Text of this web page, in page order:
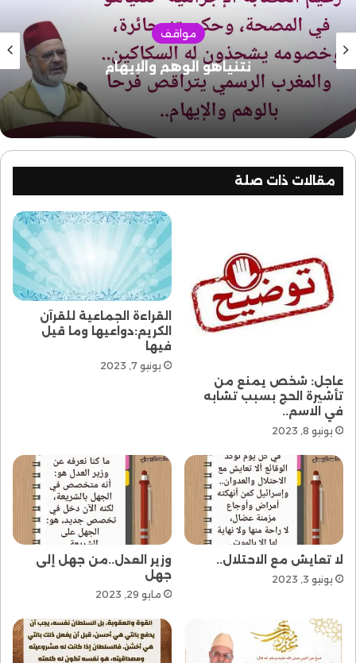
المسلمين والتوسع الذي يعرفه في فروعه وأعضائه
وأنشطته العلمية.
وتأتي زيارة فضيلته إلى ماليزيا، تلبية لدعوة من رئيس
جامعة السلطان زين العابدين، بولاية ترينجانو.
وتشمل جدول الزيارة لقاءت مع قادة المؤسسات العلمية
والدعوية والعُلمائية وشخصيات سياسية وأكاديمية.
كما سيعقد فضيلته اجتماع عمل مع فرع الاتحاد العالمي
لعلماء المسلمين “فرع ماليزيا”، وإلقاء العديد من
المحاضرات العلمية والدورات التأهيلية والدروس والخطب
وتنقسم أنشطة فضيلة الأستاذ الدكتور أحمد الريسوني في
ماليزيا بين ولاية ترينجانو والعاصمة الاتحادية كوالالمبور.
ويركز فضيلته من خلال الزيارة، على تقديم رسالة الاتحاد
وبيان موقفه من قضايا العالم الإسلامي، والدعوة إلى
التعايش السلمي، والتسامح والوحدة والسلام والوئام بين
أبناء الأمة الإسلامية.
مواقف
نتنياهو الوهم والإيهام
مقالات ذات صلة
عاجل: شخص يمنع من
تأشيرة الحج بسبب تشابه
في الاسم..
يونيو 8, 2023
القراءة الجماعية للقرآن
الكريم:دواعيها وما قيل
فيها
يونيو 7, 2023
لا تعايش مع الاحتلال..
يونيو 3, 2023
وزير العدل..من جهل إلى
جهل
مايو 29, 2023